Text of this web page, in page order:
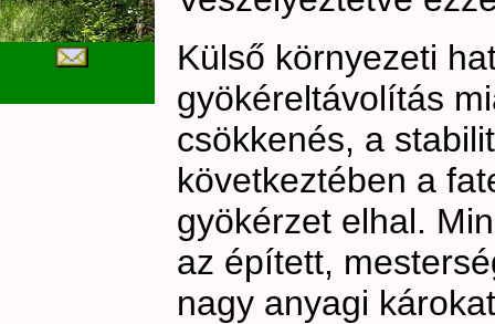
Külső környezeti
gyökéreltávolítás
csökkenés, a
következtében a
gyökérzet elhal.
az épített,
nagy anyagi